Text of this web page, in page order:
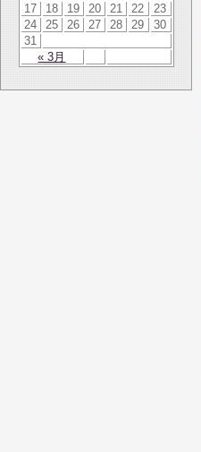
« 3月
17
18 19 20 21 22
23
24
25 26 27 28 29
30
31